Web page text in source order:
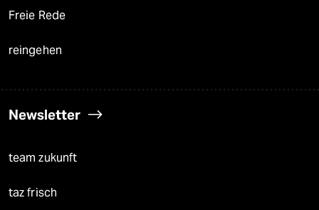
Freie Rede
reingehen
Newsletter
team zukunft
taz frisch